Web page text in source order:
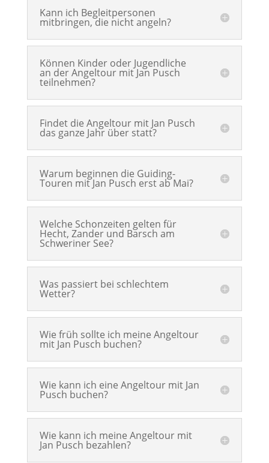
Kann ich Begleitpersonen
mitbringen, die nicht angeln?
Können Kinder oder Jugendliche
an der Angeltour mit Jan Pusch
teilnehmen?
Findet die Angeltour mit Jan Pusch
das ganze Jahr über statt?
Warum beginnen die Guiding-
Touren mit Jan Pusch erst ab Mai?
Welche Schonzeiten gelten für
Hecht, Zander und Barsch am
Schweriner See?
Was passiert bei schlechtem
Wetter?
Wie früh sollte ich meine Angeltour
mit Jan Pusch buchen?
Wie kann ich eine Angeltour mit Jan
Pusch buchen?
Wie kann ich meine Angeltour mit
Jan Pusch bezahlen?